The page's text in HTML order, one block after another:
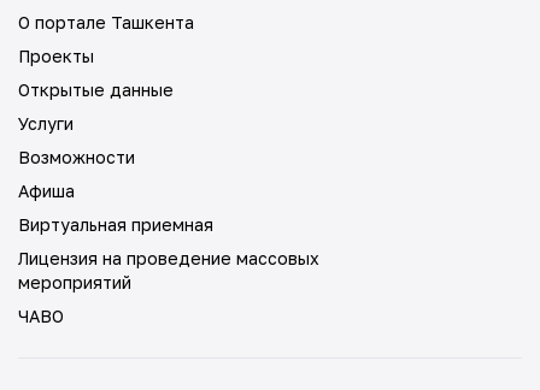
О портале Ташкента
Проекты
Открытые данные
Услуги
Возможности
Афиша
Виртуальная приемная
Лицензия на проведение массовых
мероприятий
ЧАВО